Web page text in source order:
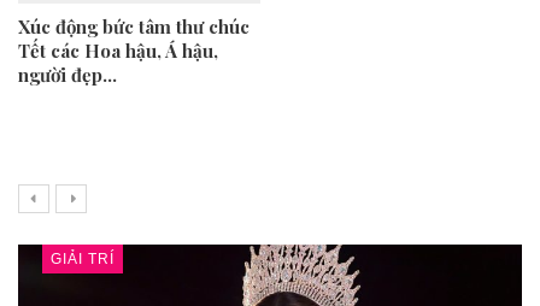
động bức tâm thư chúc
các Hoa hậu, Á hậu,
đẹp…
GIẢI TRÍ